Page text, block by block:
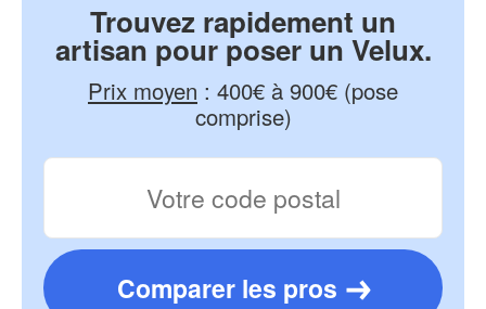
Trouvez rapidement un
artisan pour poser un Velux.
Prix moyen : 400€ à 900€ (pose
comprise)
Comparer les pros